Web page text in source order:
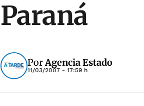
Paraná
PorAgencia Estado
11/03/2007 - 17:59 h